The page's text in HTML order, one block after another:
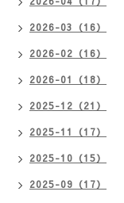
2026-03（16）
2026-02（16）
2026-01（18）
2025-12（21）
2025-11（17）
2025-10（15）
2025-09（17）